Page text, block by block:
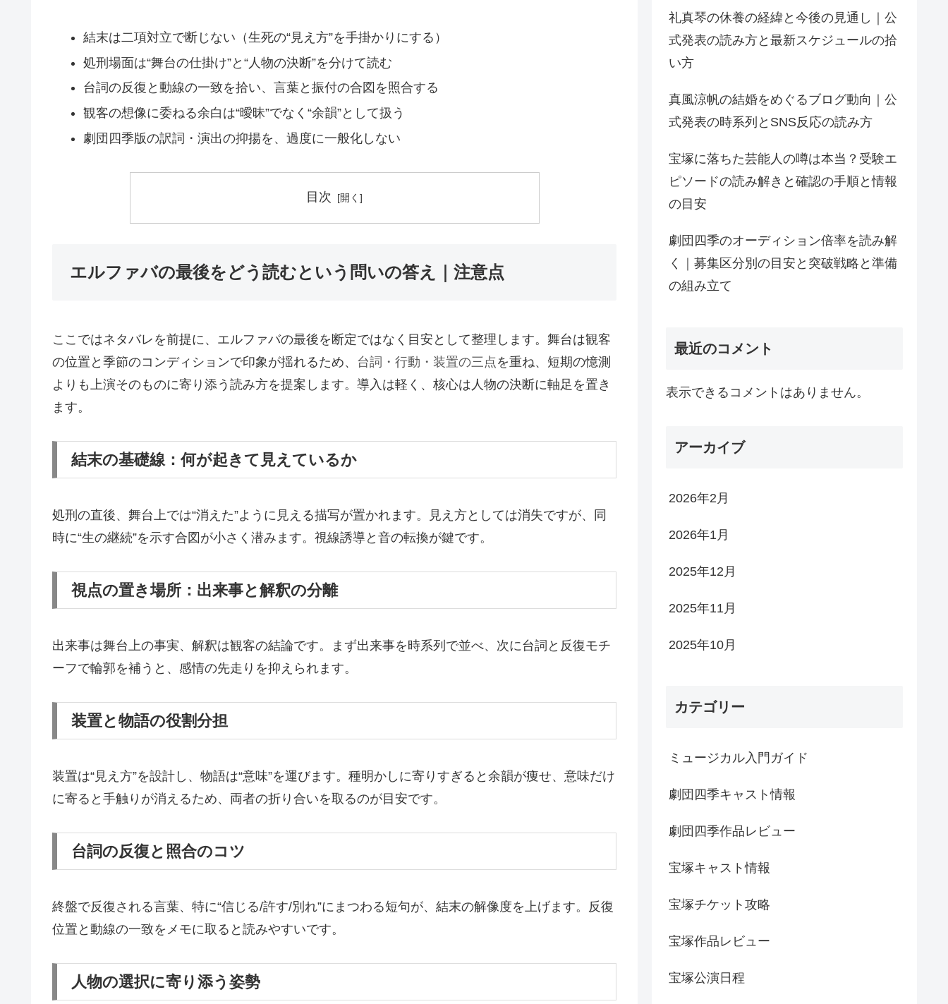
結末は二項対立で断じない（生死の“見え方”を手掛かりにする）
処刑場面は“舞台の仕掛け”と“人物の決断”を分けて読む
台詞の反復と動線の一致を拾い、言葉と振付の合図を照合する
観客の想像に委ねる余白は“曖昧”でなく“余韻”として扱う
劇団四季版の訳詞・演出の抑揚を、過度に一般化しない
目次
エルファバの最後をどう読むという問いの答え｜注意点
ここではネタバレを前提に、エルファバの最後を断定ではなく目安として整理します。舞台は観客
の位置と季節のコンディションで印象が揺れるため、 台詞・行動・装置の三点 を重ね、短期の憶測
よりも上演そのものに寄り添う読み方を提案します。導入は軽く、核心は人物の決断に軸足を置き
ます。
結末の基礎線：何が起きて見えているか
処刑の直後、舞台上では“消えた”ように見える描写が置かれます。見え方としては消失ですが、同
時に“生の継続”を示す合図が小さく潜みます。視線誘導と音の転換が鍵です。
視点の置き場所：出来事と解釈の分離
出来事は舞台上の事実、解釈は観客の結論です。まず出来事を時系列で並べ、次に台詞と反復モチ
ーフで輪郭を補うと、感情の先走りを抑えられます。
装置と物語の役割分担
装置は“見え方”を設計し、物語は“意味”を運びます。種明かしに寄りすぎると余韻が痩せ、意味だけ
に寄ると手触りが消えるため、両者の折り合いを取るのが目安です。
台詞の反復と照合のコツ
終盤で反復される言葉、特に“信じる/許す/別れ”にまつわる短句が、結末の解像度を上げます。反復
位置と動線の一致をメモに取ると読みやすいです。
人物の選択に寄り添う姿勢
礼真琴の休養の経緯と今後の見通し｜公
式発表の読み方と最新スケジュールの拾
い方
真風涼帆の結婚をめぐるブログ動向｜公
式発表の時系列とSNS反応の読み方
宝塚に落ちた芸能人の噂は本当？受験エ
ピソードの読み解きと確認の手順と情報
の目安
劇団四季のオーディション倍率を読み解
く｜募集区分別の目安と突破戦略と準備
の組み立て
最近のコメント
表示できるコメントはありません。
アーカイブ
2026年2月
2026年1月
2025年12月
2025年11月
2025年10月
カテゴリー
ミュージカル入門ガイド
劇団四季キャスト情報
劇団四季作品レビュー
宝塚キャスト情報
宝塚チケット攻略
宝塚作品レビュー
宝塚公演日程